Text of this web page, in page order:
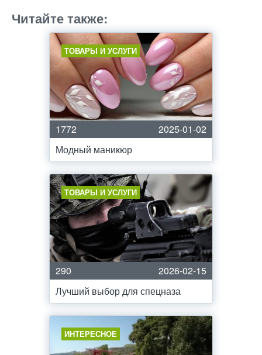
Читайте также:
ТОВАРЫ И УСЛУГИ
1772
2025-01-02
Модный маникюр
ТОВАРЫ И УСЛУГИ
290
2026-02-15
Лучший выбор для спецназа
ИНТЕРЕСНОЕ